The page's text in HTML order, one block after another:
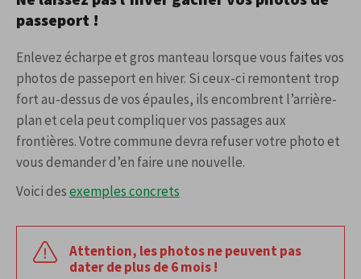
passeport !
Enlevez écharpe et gros manteau lorsque vous faites vos
photos de passeport en hiver. Si ceux-ci remontent trop
fort au-dessus de vos épaules, ils encombrent l’arrière-
plan et cela peut compliquer vos passages aux
frontières. Votre commune devra refuser votre photo et
vous demander d’en faire une nouvelle.
Voici desexemples concrets
Attention, les photos ne peuvent pas
dater de plus de 6 mois !